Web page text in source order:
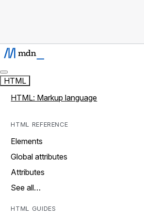
HTML
HTML: Markup language
HTML REFERENCE
Elements
Global attributes
Attributes
See all…
HTML GUIDES